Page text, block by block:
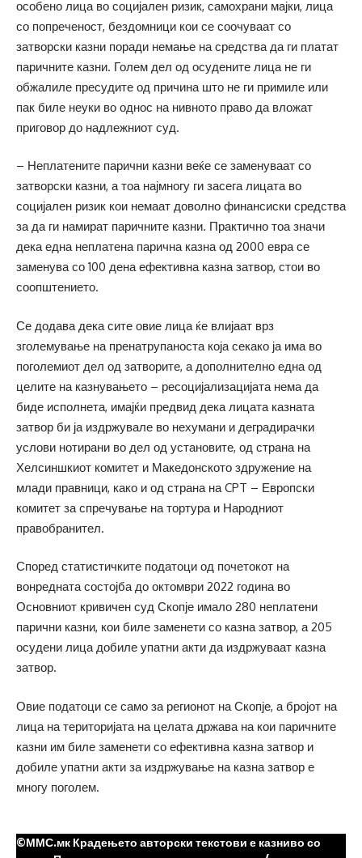
особено лица во социјален ризик, самохрани мајки, лица
со попреченост, бездомници кои се соочуваат со
затворски казни поради немање на средства да ги платат
паричните казни. Голем дел од осудените лица не ги
обжалиле пресудите од причина што не ги примиле или
пак биле неуки во однос на нивното право да вложат
приговор до надлежниот суд.
– Неплатените парични казни веќе се заменуваат со
затворски казни, а тоа најмногу ги засега лицата во
социјален ризик кои немаат доволно финансиски средства
за да ги намират паричните казни. Практично тоа значи
дека една неплатена парична казна од 2000 евра се
заменува со 100 дена ефективна казна затвор, стои во
соопштението.
Се додава дека сите овие лица ќе влијаат врз
зголемување на пренатрупаноста која секако ја има во
поголемиот дел од затворите, а дополнително една од
целите на казнувањето – ресоцијализацијата нема да
биде исполнета, имајќи предвид дека лицата казната
затвор би ја издржувале во нехумани и деградирачки
услови нотирани во дел од установите, од страна на
Хелсиншкиот комитет и Македонското здружение на
млади правници, како и од страна на CPT – Европски
комитет за спречување на тортура и Народниот
правобранител.
Според статистичките податоци од почетокот на
вонредната состојба до октомври 2022 година во
Основниот кривичен суд Скопје имало 280 неплатени
парични казни, кои биле заменети со казна затвор, а 205
осудени лица добиле упатни акти да издржуваат казна
затвор.
Овие податоци се само за регионот на Скопје, а бројот на
лица на територијата на целата држава на кои паричните
казни им биле заменети со ефективна казна затвор и
добиле упатни акти за издржување на казна затвор е
многу поголем.
©ММС.мк Крадењето авторски текстови е казниво со